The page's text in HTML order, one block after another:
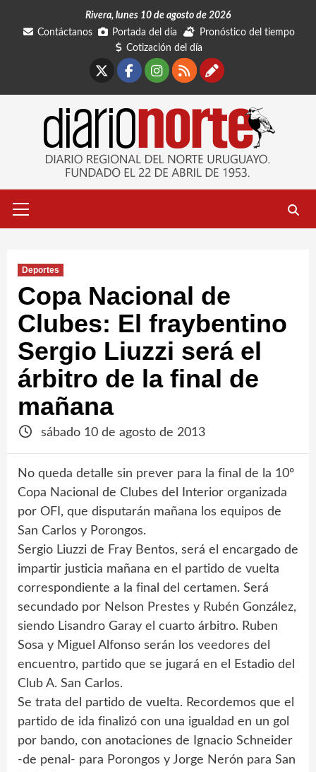
Rivera, lunes 10 de agosto de 2026
Contáctanos
Portada del día
Pronóstico del tiempo
Cotización del día
Facebook
Instagram
RSSContáctanos
primario
Deportes
Copa Nacional de
Clubes: El fraybentino
Sergio Liuzzi será el
árbitro de la final de
mañana
sábado 10 de agosto de 2013
No queda detalle sin prever para la final de la 10º
Copa Nacional de Clubes del Interior organizada
por OFI, que disputarán mañana los equipos de
San Carlos y Porongos.
Sergio Liuzzi de Fray Bentos, será el encargado de
impartir justicia mañana en el partido de vuelta
correspondiente a la final del certamen. Será
secundado por Nelson Prestes y Rubén González,
siendo Lisandro Garay el cuarto árbitro. Ruben
Sosa y Miguel Alfonso serán los veedores del
encuentro, partido que se jugará en el Estadio del
Club A. San Carlos.
Se trata del partido de vuelta. Recordemos que el
partido de ida finalizó con una igualdad en un gol
por bando, con anotaciones de Ignacio Schneider
-de penal- para Porongos y Jorge Nerón para San